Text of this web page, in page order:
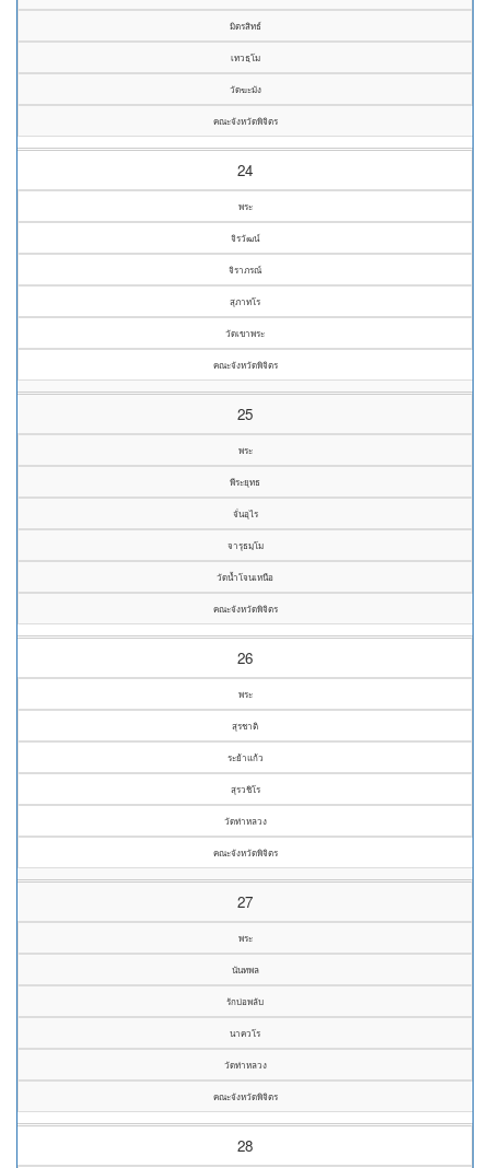
มิตรสิทธ์
เทวธฺโม
วัดฆะมัง
คณะจังหวัดพิจิตร
24
พระ
จิรวัฒน์
จิราภรณ์
สุภาทโร
วัดเขาพระ
คณะจังหวัดพิจิตร
25
พระ
พีระยุทธ
จั่นอุไร
จารุธมฺโม
วัดน้ำโจนเหนือ
คณะจังหวัดพิจิตร
26
พระ
สุรชาติ
ระย้าแก้ว
สุรวชิโร
วัดท่าหลวง
คณะจังหวัดพิจิตร
27
พระ
นันทพล
รักบ่อพลับ
นาควโร
วัดท่าหลวง
คณะจังหวัดพิจิตร
28